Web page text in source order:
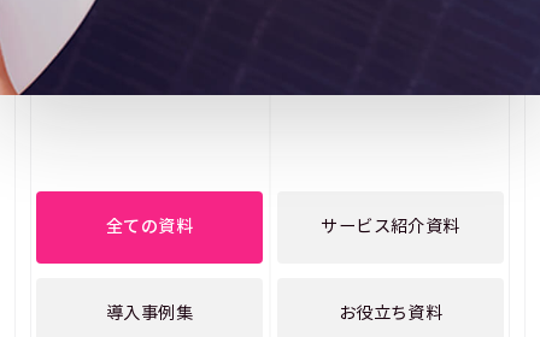
全ての資料 サービス紹介資料
導入事例集 お役立ち資料